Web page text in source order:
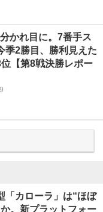
かれ目に。7番手ス
季2勝目、勝利見えた
【第8戦決勝レポー
「カローラ」は“ほぼ
。新プラットフォー